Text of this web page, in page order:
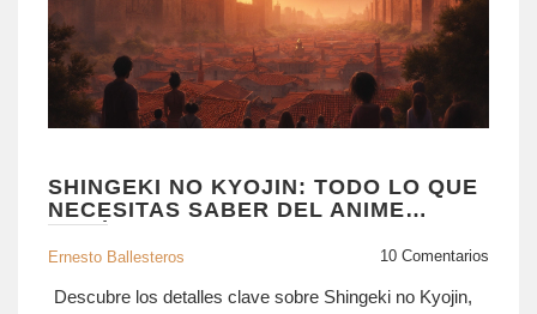
SHINGEKI NO KYOJIN: TODO LO QUE
NECESITAS SABER DEL ANIME
FENÓMENO
Ernesto Ballesteros 10 Comentarios
Descubre los detalles clave sobre Shingeki no Kyojin,